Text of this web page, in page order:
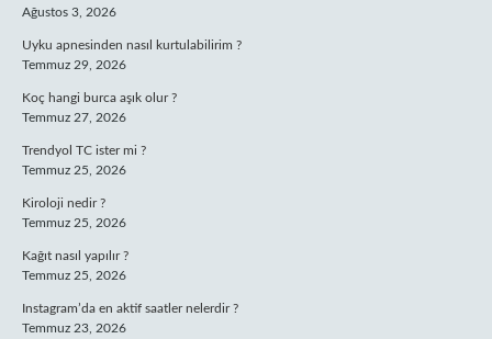
Ağustos 3, 2026
Uyku apnesinden nasıl kurtulabilirim ?
Temmuz 29, 2026
Koç hangi burca aşık olur ?
Temmuz 27, 2026
Trendyol TC ister mi ?
Temmuz 25, 2026
Kiroloji nedir ?
Temmuz 25, 2026
Kağıt nasıl yapılır ?
Temmuz 25, 2026
Instagram’da en aktif saatler nelerdir ?
Temmuz 23, 2026